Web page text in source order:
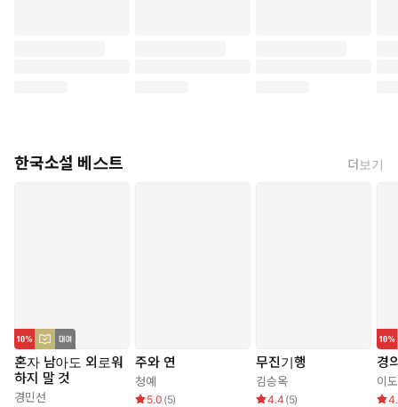
한국소설 베스트 더보기
혼자 남아도 외로워
하지 말 것
경민선
주와 연
청예
5.0 (5)
무진기행
김승옥
4.4 (5)
경
이